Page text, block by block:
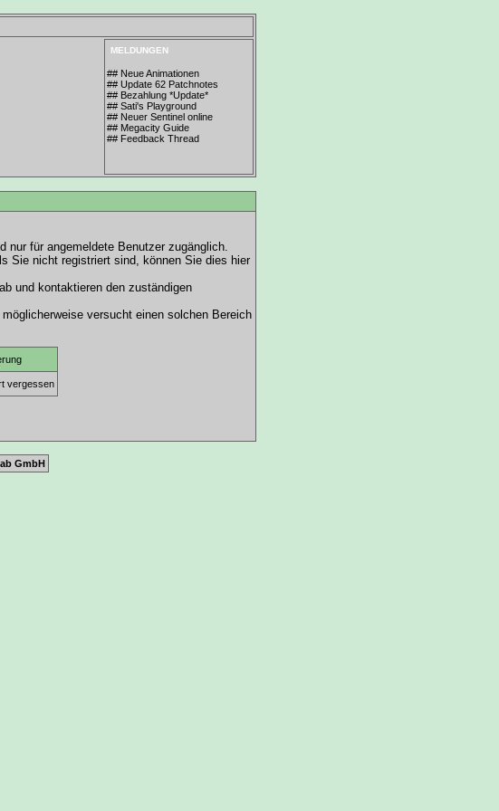
MELDUNGEN
## Neue Animationen
## Update 62 Patchnotes
## Bezahlung *Update*
## Sati's Playground
## Neuer Sentinel online
## Megacity Guide
## Feedback Thread
nur für angemeldete Benutzer zugänglich.
Sie nicht registriert sind, können Sie dies hier
und kontaktieren den zuständigen
versucht einen solchen Bereich
vergessen
GmbH